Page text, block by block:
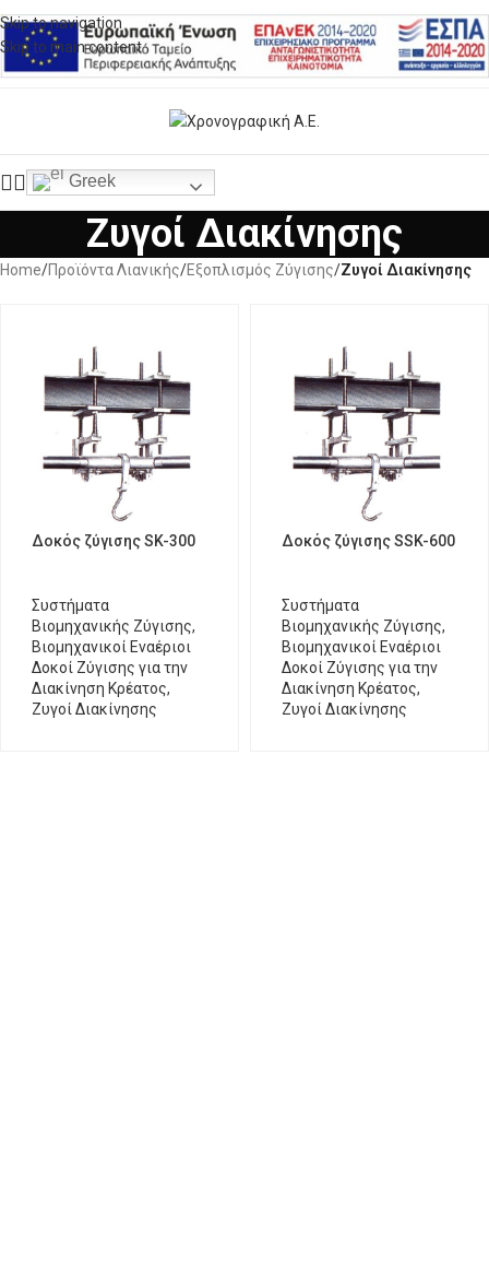
Skip to navigation
Skip to main content
Greek
Ζυγοί Διακίνησης
Home/Προϊόντα Λιανικής/Εξοπλισμός Ζύγισης/Ζυγοί Διακίνησης
Δοκός ζύγισης SK-300
Συστήματα
Βιομηχανικής Ζύγισης,
Βιομηχανικοί Εναέριοι
Δοκοί Ζύγισης για την
Διακίνηση Κρέατος,
Ζυγοί Διακίνησης
Δοκός ζύγισης SSK-600
Συστήματα
Βιομηχανικής Ζύγισης,
Βιομηχανικοί Εναέριοι
Δοκοί Ζύγισης για την
Διακίνηση Κρέατος,
Ζυγοί Διακίνησης